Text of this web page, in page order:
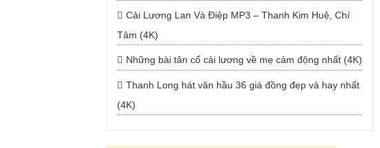
Cải Lương Lan Và Điệp MP3 – Thanh Kim Huệ, Chí
Tâm (4K)
Những bài tân cổ cải lương về mẹ cảm động nhất (4K)
Thanh Long hát văn hầu 36 giá đồng đẹp và hay nhất
(4K)